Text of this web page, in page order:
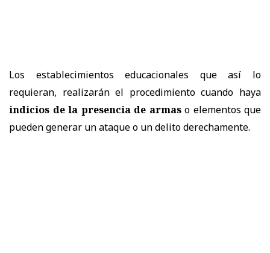
Los establecimientos educacionales que así lo
requieran, realizarán el procedimiento cuando haya
indicios de la presencia de armaso elementos que
pueden generar un ataque o un delito derechamente.